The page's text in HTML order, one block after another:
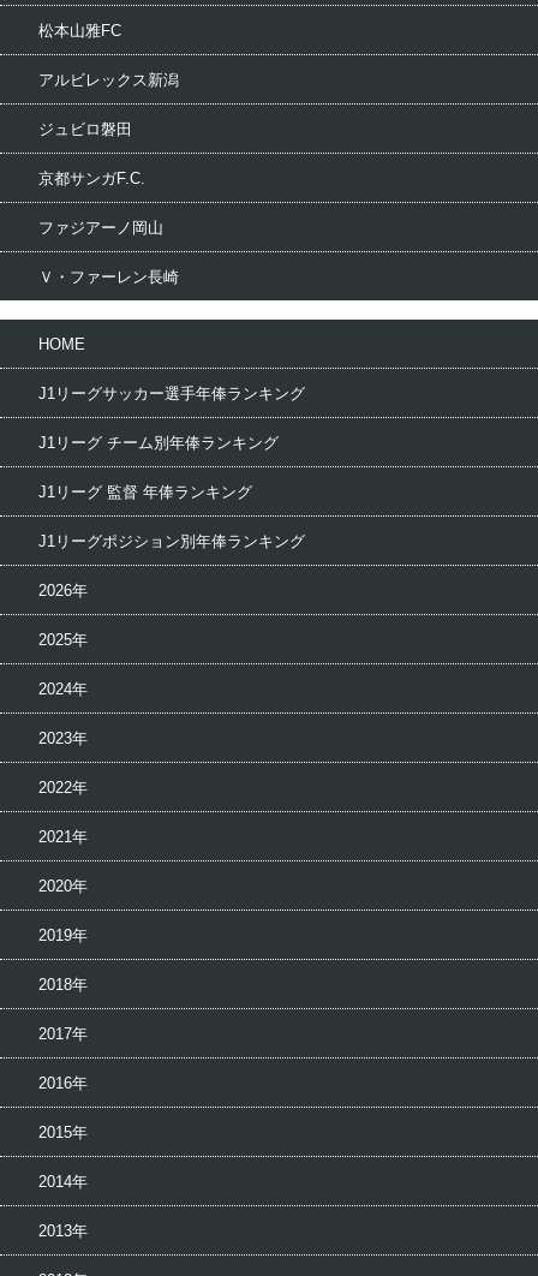
松本山雅FC
アルビレックス新潟
ジュビロ磐田
京都サンガF.C.
ファジアーノ岡山
Ｖ・ファーレン長崎
HOME
J1リーグサッカー選手年俸ランキング
J1リーグ チーム別年俸ランキング
J1リーグ 監督 年俸ランキング
J1リーグポジション別年俸ランキング
2026年
2025年
2024年
2023年
2022年
2021年
2020年
2019年
2018年
2017年
2016年
2015年
2014年
2013年